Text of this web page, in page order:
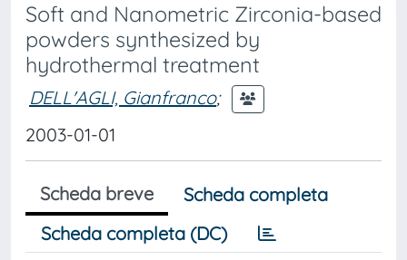
Soft and Nanometric Zirconia-based
powders synthesized by
hydrothermal treatment
DELL'AGLI, Gianfranco;
2003-01-01
Scheda breve
Scheda completa
Scheda completa (DC)